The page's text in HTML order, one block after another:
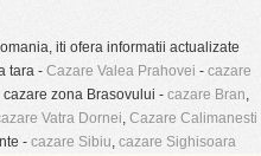
iti ofera informatii actualizate
tara - Cazare Valea Prahovei - cazare
cazare zona Brasovului - cazare Bran,
Vatra Dornei, Cazare Calimanesti
- cazare Sibiu, cazare Sighisoara